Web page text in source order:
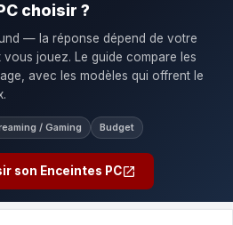
choisir ?
— la réponse dépend de votre
jouez. Le guide compare les
avec les modèles qui offrent le
/ Gaming Budget
son Enceintes PC